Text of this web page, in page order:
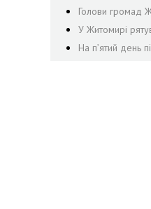
Голови громад
У Житомирі
На пʼятий день